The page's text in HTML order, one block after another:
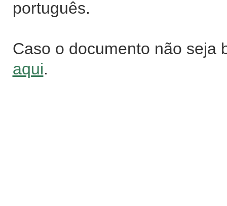
português.
Caso o documento não seja
aqui.